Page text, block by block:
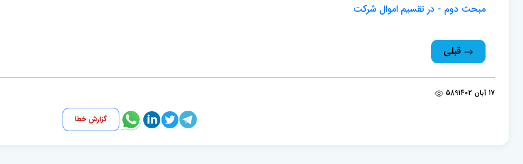
مبحث دوم - در تقسیم اموال شرکت
قبلی
17 آبان 1402 589
گزارش خطا